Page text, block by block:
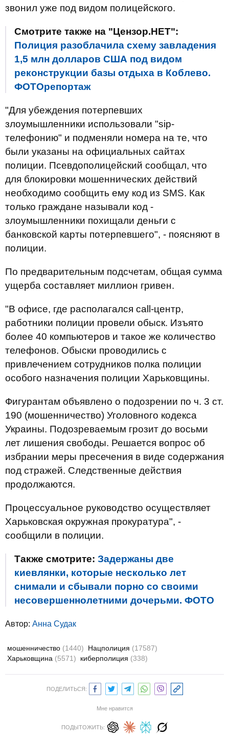
звонил уже под видом полицейского.
Смотрите также на "Цензор.НЕТ":
Полиция разоблачила схему завладения
1,5 млн долларов США под видом
реконструкции базы отдыха в Коблево.
ФОТОрепортаж
"Для убеждения потерпевших
злоумышленники использовали "sip-
телефонию" и подменяли номера на те, что
были указаны на официальных сайтах
полиции. Псевдополицейский сообщал, что
для блокировки мошеннических действий
необходимо сообщить ему код из SMS. Как
только граждане называли код -
злоумышленники похищали деньги с
банковской карты потерпевшего", - поясняют в
полиции.
По предварительным подсчетам, общая сумма
ущерба составляет миллион гривен.
"В офисе, где располагался сall-центр,
работники полиции провели обыск. Изъято
более 40 компьютеров и такое же количество
телефонов. Обыски проводились с
привлечением сотрудников полка полиции
особого назначения полиции Харьковщины.
Фигурантам объявлено о подозрении по ч. 3 ст.
190 (мошенничество) Уголовного кодекса
Украины. Подозреваемым грозит до восьми
лет лишения свободы. Решается вопрос об
избрании меры пресечения в виде содержания
под стражей. Следственные действия
продолжаются.
Процессуальное руководство осуществляет
Харьковская окружная прокуратура", -
сообщили в полиции.
Также смотрите: Задержаны две
киевлянки, которые несколько лет
снимали и сбывали порно со своими
несовершеннолетними дочерьми. ФОТО
Автор: Анна Судак
мошенничество (1440) Нацполиция (17587)
Харьковщина (5571) киберполиция (338)
ПОДЕЛИТЬСЯ:
Мне нравится
ПОДЫТОЖИТЬ: